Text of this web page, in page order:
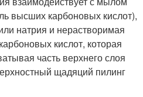
высших карбоновых кислот),
натрия и нерастворимая
кислот, которая
часть верхнего слоя
щадяций пилинг